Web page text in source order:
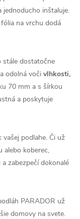
jednoducho inštaluje.
na vrchu dodá
stále dostatočne
odolná voči vlhkosti,
70 mm a s šírkou
a poskytuje
vašej podlahe. Či už
alebo koberec,
zabezpečí dokonalé
PARADOR už
domovy na svete.